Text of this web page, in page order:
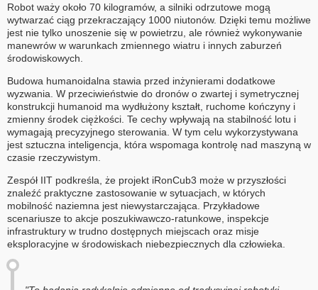
Robot waży około 70 kilogramów, a silniki odrzutowe mogą
wytwarzać ciąg przekraczający 1000 niutonów. Dzięki temu możliwe
jest nie tylko unoszenie się w powietrzu, ale również wykonywanie
manewrów w warunkach zmiennego wiatru i innych zaburzeń
środowiskowych.
Budowa humanoidalna stawia przed inżynierami dodatkowe
wyzwania. W przeciwieństwie do dronów o zwartej i symetrycznej
konstrukcji humanoid ma wydłużony kształt, ruchome kończyny i
zmienny środek ciężkości. Te cechy wpływają na stabilność lotu i
wymagają precyzyjnego sterowania. W tym celu wykorzystywana
jest sztuczna inteligencja, która wspomaga kontrolę nad maszyną w
czasie rzeczywistym.
Zespół IIT podkreśla, że projekt iRonCub3 może w przyszłości
znaleźć praktyczne zastosowanie w sytuacjach, w których
mobilność naziemna jest niewystarczająca. Przykładowe
scenariusze to akcje poszukiwawczo-ratunkowe, inspekcje
infrastruktury w trudno dostępnych miejscach oraz misje
eksploracyjne w środowiskach niebezpiecznych dla człowieka.